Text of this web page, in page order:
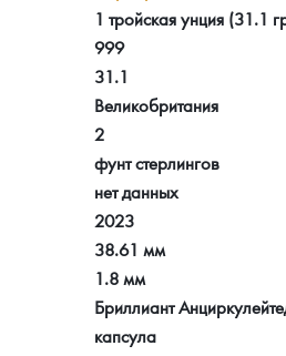
1 тройская унция (31.1
999
31.1
Великобритания
2
фунт стерлингов
нет данных
2023
38.61 мм
1.8 мм
Бриллиант
капсула